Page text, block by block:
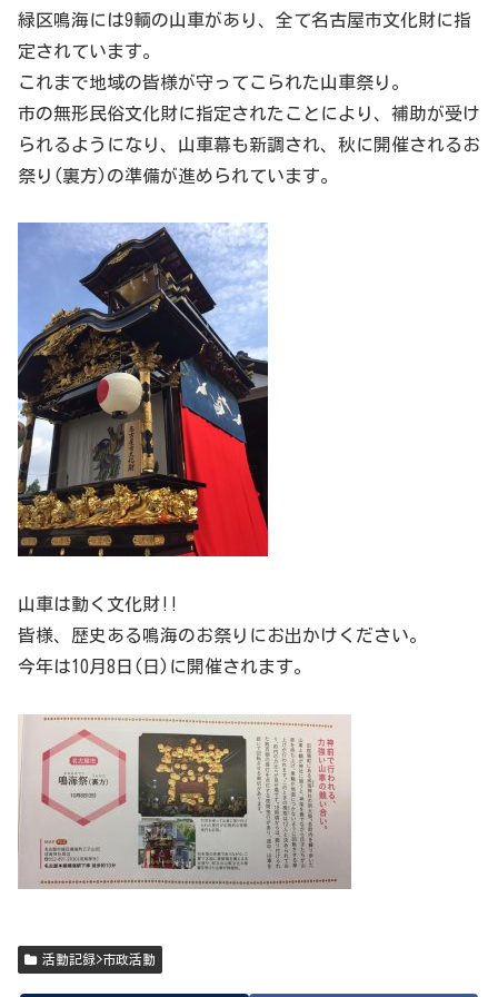
緑区鳴海には9輌の山車があり、全て名古屋市文化財に指
定されています。
これまで地域の皆様が守ってこられた山車祭り。
市の無形民俗文化財に指定されたことにより、補助が受け
られるようになり、山車幕も新調され、秋に開催されるお
祭り(裏方)の準備が進められています。
山車は動く文化財!!
皆様、歴史ある鳴海のお祭りにお出かけください。
今年は10月8日(日)に開催されます。
活動記録>市政活動